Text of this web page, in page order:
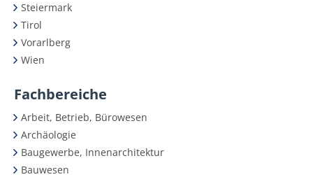
Steiermark
Tirol
Vorarlberg
Wien
Fachbereiche
Arbeit, Betrieb, Bürowesen
Archäologie
Baugewerbe, Innenarchitektur
Bauwesen